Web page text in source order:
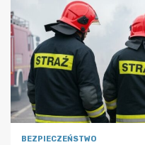
BEZPIECZEŃSTWO